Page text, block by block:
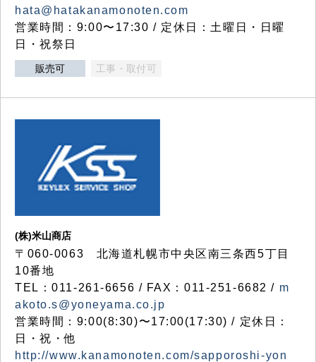
hata@hatakanamonoten.com
営業時間：9:00〜17:30 / 定休日：土曜日・日曜
日・祝祭日
販売可 工事・取付可
(株)米山商店
〒060-0063 北海道札幌市中央区南三条西5丁目
10番地
TEL：011-261-6656 / FAX：011-251-6682 / m
akoto.s@yoneyama.co.jp
営業時間：9:00(8:30)〜17:00(17:30) / 定休日：
日・祝・他
http://www.kanamonoten.com/sapporoshi-yon